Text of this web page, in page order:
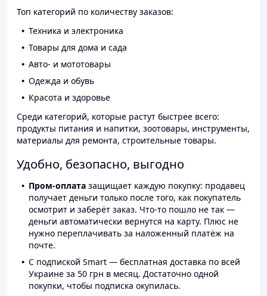
Топ категорий по количеству заказов:
Техника и электроника
Товары для дома и сада
Авто- и мототовары
Одежда и обувь
Красота и здоровье
Среди категорий, которые растут быстрее всего:
продукты питания и напитки, зоотовары, инструменты,
материалы для ремонта, строительные товары.
Удобно, безопасно, выгодно
Пром-оплата защищает каждую покупку: продавец
получает деньги только после того, как покупатель
осмотрит и заберёт заказ. Что-то пошло не так —
деньги автоматически вернутся на карту. Плюс не
нужно переплачивать за наложенный платёж на
почте.
С подпиской Smart — бесплатная доставка по всей
Украине за 50 грн в месяц. Достаточно одной
покупки, чтобы подписка окупилась.